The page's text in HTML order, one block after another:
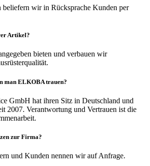
beliefern wir in Rücksprache Kunden per
Artikel?
bieten und verbauen wir
man ELKOBA trauen?
GmbH hat ihren Sitz in Deutschland und
2007. Verantwortung und Vertrauen ist die
zur Firma?
und Kunden nennen wir auf Anfrage.